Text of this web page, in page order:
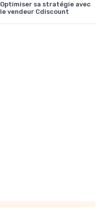
Optimiser sa stratégie avec
le vendeur Cdiscount